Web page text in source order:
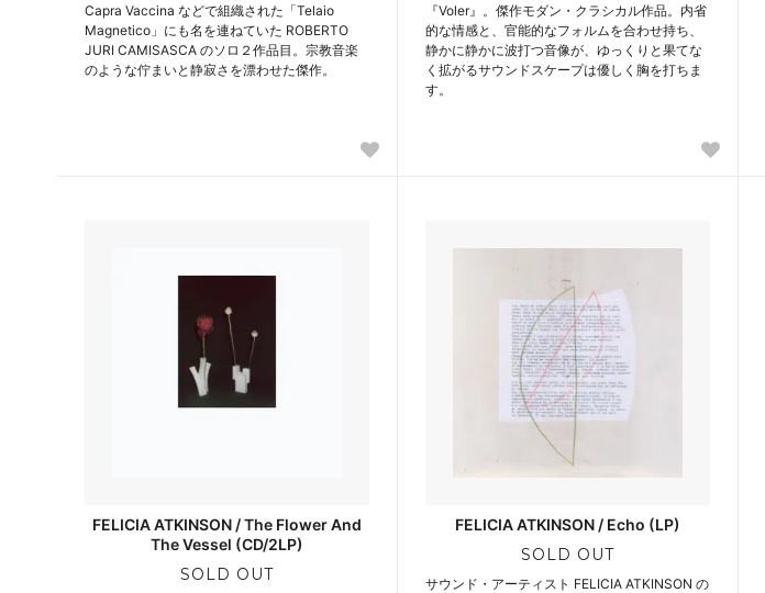
Capra Vaccina などで組織された「Telaio
Magnetico」にも名を連ねていた ROBERTO
JURI CAMISASCA のソロ２作品目。宗教音楽
のような佇まいと静寂さを漂わせた傑作。
『Voler』。傑作モダン・クラシカル作品。内省
的な情感と、官能的なフォルムを合わせ持ち、
静かに静かに波打つ音像が、ゆっくりと果てな
く拡がるサウンドスケープは優しく胸を打ちま
す。
FELICIA ATKINSON / The Flower And
The Vessel (CD/2LP)
SOLD OUT
FELICIA ATKINSON / Echo (LP)
SOLD OUT
サウンド・アーティスト FELICIA ATKINSON の